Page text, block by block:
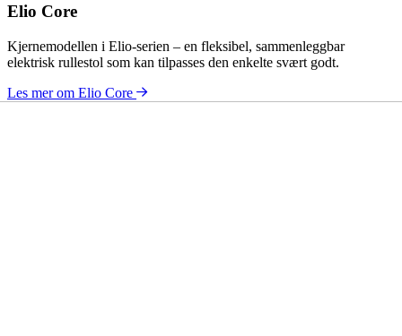
Elio Core
Kjernemodellen i Elio-serien – en fleksibel, sammenleggbar
elektrisk rullestol som kan tilpasses den enkelte svært godt.
Les mer om Elio Core